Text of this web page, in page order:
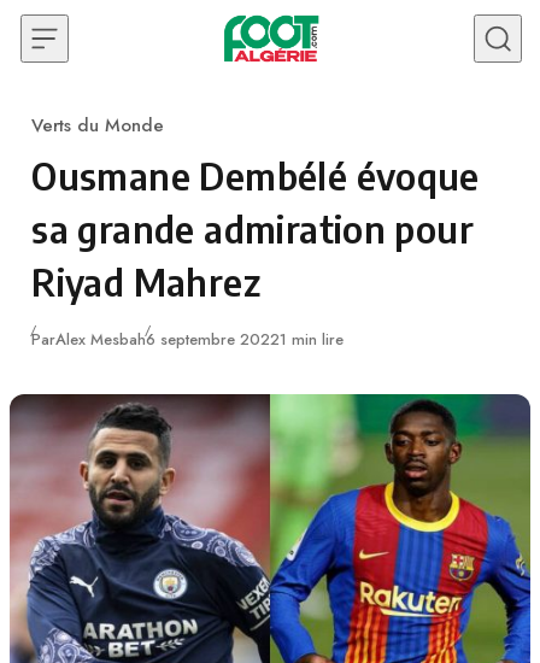
Skip to content
Category
Verts du Monde
Ousmane Dembélé évoque
sa grande admiration pour
Riyad Mahrez
ParAlex MesbahPublié
6 septembre 20221 min lire